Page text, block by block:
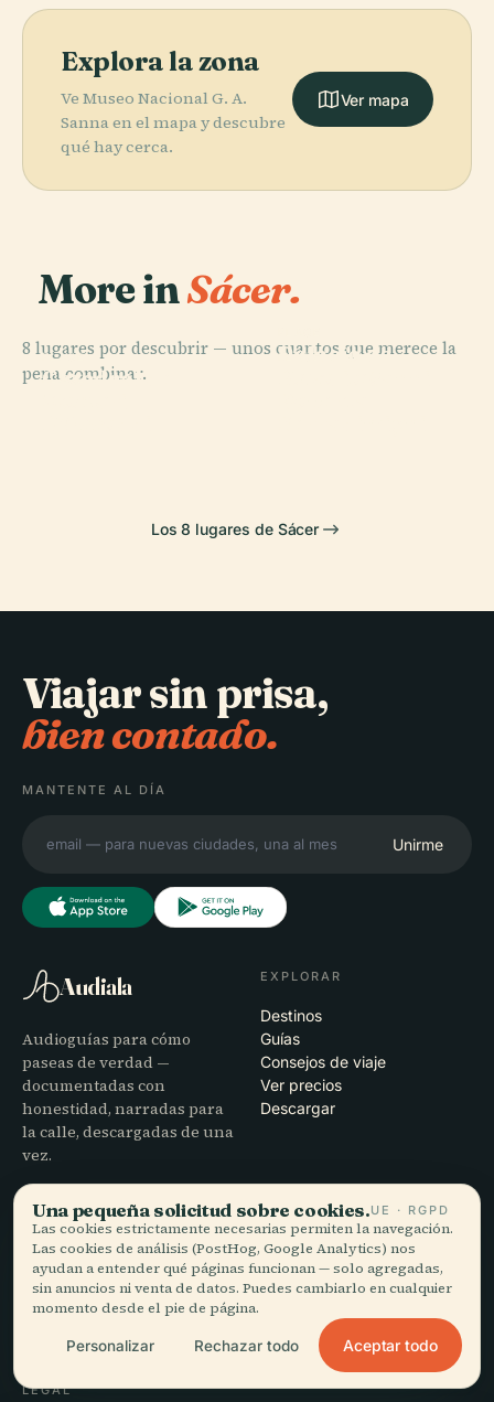
Explora la zona
Ve Museo Nacional G. A.
Sanna en el mapa y descubre
qué hay cerca.
Ver mapa
More inSácer​​​​.
8 lugares por descubrir — unos cuantos que merece la
pena combinar.
PLACE
Catedral de
PLACE
PLACE
Palacio de
Los 8 lugares de Sácer​​​​
Viajar sin prisa,
bien contado.
MANTENTE AL DÍA
Unirme
Audiala
Audioguías para cómo
paseas de verdad —
documentadas con
honestidad, narradas para
la calle, descargadas de una
vez.
EXPLORAR
Destinos
Guías
Consejos de viaje
Ver precios
Descargar
EMPRESA
Nosotros
Proceso editorial
Misión
AYUDA
Soporte
Solución de problemas de la
app
Colabora con nosotros
LEGAL
Una pequeña solicitud sobre cookies.UE · RGPD
Las cookies estrictamente necesarias permiten la navegación.
Las cookies de análisis (PostHog, Google Analytics) nos
ayudan a entender qué páginas funcionan — solo agregadas,
sin anuncios ni venta de datos. Puedes cambiarlo en cualquier
momento desde el pie de página.
Personalizar Rechazar todo Aceptar todo